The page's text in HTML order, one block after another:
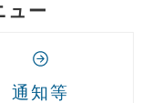
ュー
通知等